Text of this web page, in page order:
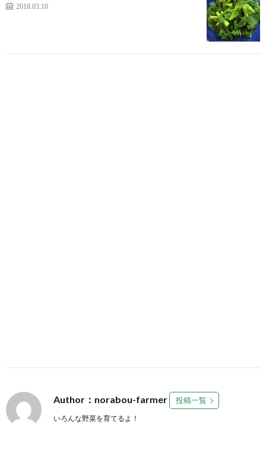
2018.03.10
Author：norabou-farmer 投稿一覧
いろんな野菜を育てるよ！